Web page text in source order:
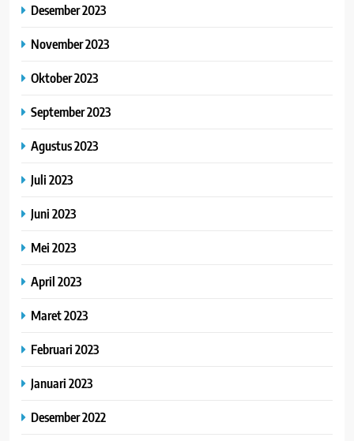
Desember 2023
November 2023
Oktober 2023
September 2023
Agustus 2023
Juli 2023
Juni 2023
Mei 2023
April 2023
Maret 2023
Februari 2023
Januari 2023
Desember 2022